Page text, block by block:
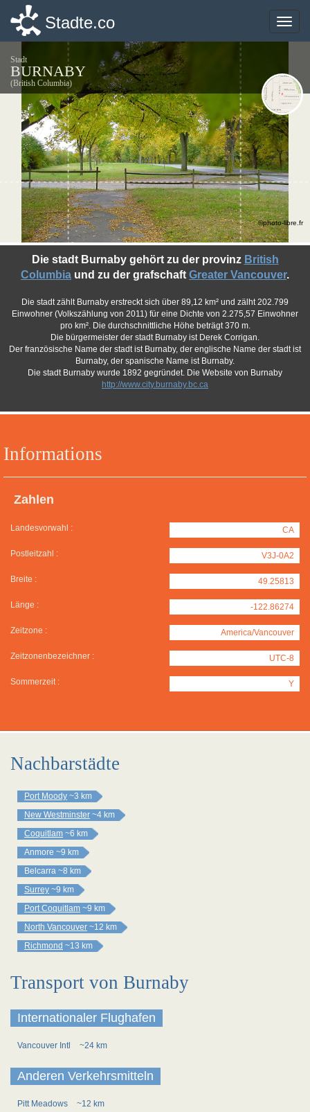
Toggle
Stadte.co
Stadt
BURNABY
(British Columbia)
Informations
Zahlen
Landesvorwahl : CA
Postleitzahl : V3J-0A2
Breite : 49.25813
Länge : -122.86274
Zeitzone : America/Vancouver
Zeitzonenbezeichner : UTC-8
Sommerzeit : Y
Die stadt Burnaby gehört zu der provinz British
Columbia und zu der grafschaft Greater Vancouver.
Die stadt zählt Burnaby erstreckt sich über 89,12 km² und zälht 202.799
Einwohner (Volkszählung von 2011) für eine Dichte von 2.275,57 Einwohner
pro km². Die durchschnittliche Höhe beträgt 370 m.
Die bürgermeister der stadt Burnaby ist Derek Corrigan.
Der französische Name der stadt ist Burnaby, der englische Name der stadt ist
Burnaby, der spanische Name ist Burnaby.
Die stadt Burnaby wurde 1892 gegründet. Die Website von Burnaby
http://www.city.burnaby.bc.ca
©photo-libre.fr
Nachbarstädte
Port Moody ~3 km
New Westminster ~4 km
Coquitlam ~6 km
Anmore ~9 km
Belcarra ~8 km
Surrey ~9 km
Port Coquitlam ~9 km
North Vancouver ~12 km
Richmond ~13 km
Transport von Burnaby
Internationaler Flughafen
Vancouver Intl ~24 km
Anderen Verkehrsmitteln
Pitt Meadows
~12 km
Toggle
Stadte.co